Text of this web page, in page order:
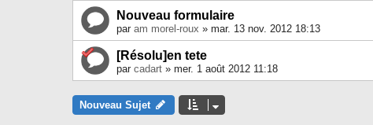
Nouveau formulaire
par am morel-roux » mar. 13 nov. 2012 18:13
[Résolu]en tete
par cadart » mer. 1 août 2012 11:18
Nouveau Sujet